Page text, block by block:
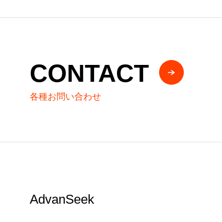
CONTACT
各種お問い合わせ
AdvanSeek